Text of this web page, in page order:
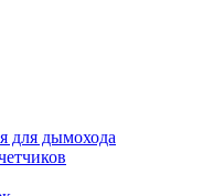
для дымохода